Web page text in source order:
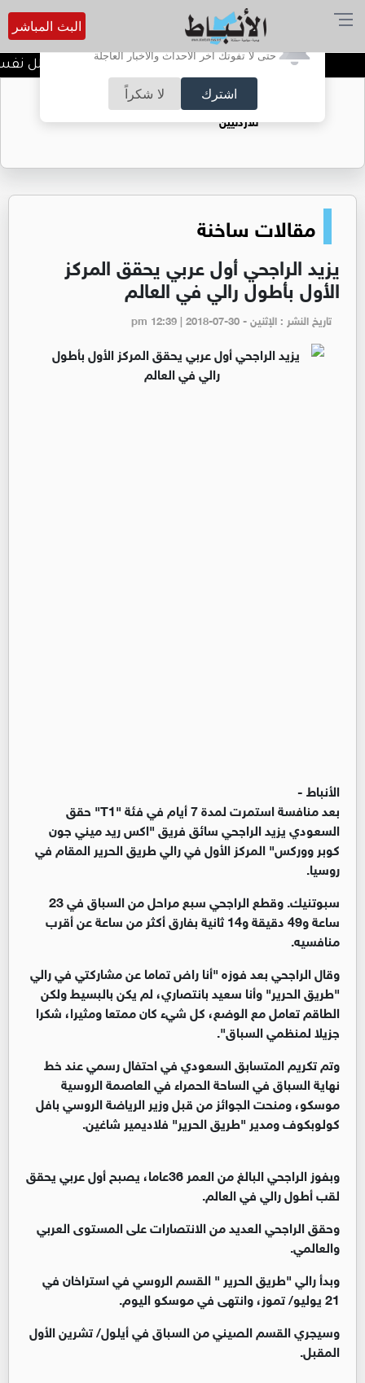
أترغب في تفعيل الإشعارات؟
حتى لا تفوتك آخر الأحداث والأخبار العاجلة
اشترك لا شكراً
البث المباشر
الضحك وقت الأزمات.. خلل نفسي
حقل الريشة حين يتحول الغاز إلى فرص عمل
للأردنيين
مقالات ساخنة
يزيد الراجحي أول عربي يحقق المركز
الأول بأطول رالي في العالم
تاريخ النشر : الإثنين - pm 12:39 | 2018-07-30
الأنباط -
بعد منافسة استمرت لمدة 7 أيام في فئة "T1" حقق
السعودي يزيد الراجحي سائق فريق "اكس ريد ميني جون
كوبر ووركس" المركز الأول في رالي طريق الحرير المقام في
روسيا.
سبوتنيك. وقطع الراجحي سبع مراحل من السباق في 23
ساعة و49 دقيقة و14 ثانية بفارق أكثر من ساعة عن أقرب
منافسيه.
وقال الراجحي بعد فوزه "أنا راض تماما عن مشاركتي في رالي
"طريق الحرير" وأنا سعيد بانتصاري، لم يكن بالبسيط ولكن
الطاقم تعامل مع الوضع، كل شيء كان ممتعا ومثيرا، شكرا
جزيلا لمنظمي السباق".
وتم تكريم المتسابق السعودي في احتفال رسمي عند خط
نهاية السباق في الساحة الحمراء في العاصمة الروسية
موسكو، ومنحت الجوائز من قبل وزير الرياضة الروسي بافل
كولوبكوف ومدير "طريق الحرير" فلاديمير شاغين.
وبفوز الراجحي البالغ من العمر 36عاما، يصبح أول عربي يحقق
لقب أطول رالي في العالم.
وحقق الراجحي العديد من الانتصارات على المستوى العربي
والعالمي.
وبدأ رالي "طريق الحرير " القسم الروسي في استراخان في
21 يوليو/ تموز، وانتهى في موسكو اليوم.
وسيجري القسم الصيني من السباق في أيلول/ تشرين الأول
المقبل.